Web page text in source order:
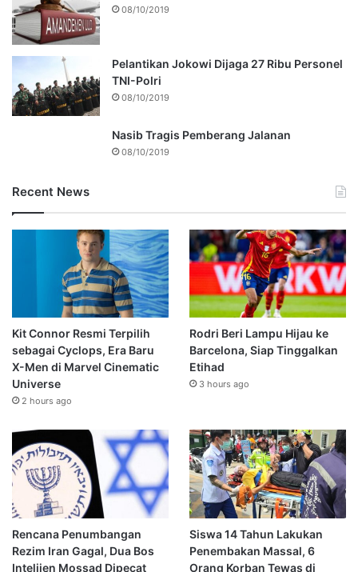
08/10/2019
Pelantikan Jokowi Dijaga 27 Ribu Personel
TNI-Polri
08/10/2019
Nasib Tragis Pemberang Jalanan
08/10/2019
Recent News
Kit Connor Resmi Terpilih
sebagai Cyclops, Era Baru
X-Men di Marvel Cinematic
Universe
2 hours ago
Rodri Beri Lampu Hijau ke
Barcelona, Siap Tinggalkan
Etihad
3 hours ago
Rencana Penumbangan
Rezim Iran Gagal, Dua Bos
Intelijen Mossad Dipecat
Siswa 14 Tahun Lakukan
Penembakan Massal, 6
Orang Korban Tewas di